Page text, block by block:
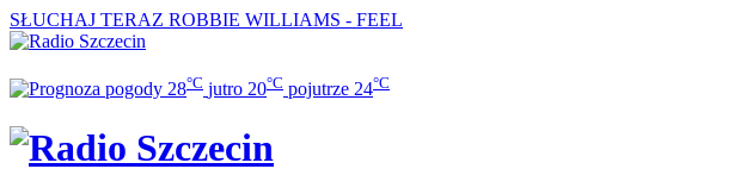
SŁUCHAJ TERAZ ROBBIE WILLIAMS - FEEL
28°C jutro 20°C pojutrze 24°C